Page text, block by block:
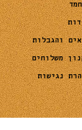
והגבלות
משלוחים
נגישות